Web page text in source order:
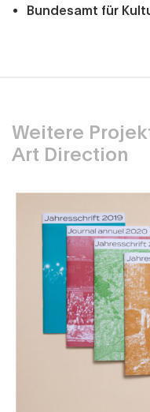
Bundesamt für
Weitere
Art Direction